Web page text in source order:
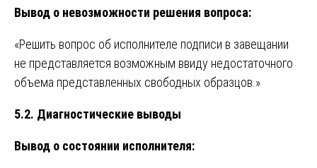
Вывод о невозможности решения вопроса:
«Решить вопрос об исполнителе подписи в завещании
не представляется возможным ввиду недостаточного
объема представленных свободных образцов.»
5.2. Диагностические выводы
Вывод о состоянии исполнителя: